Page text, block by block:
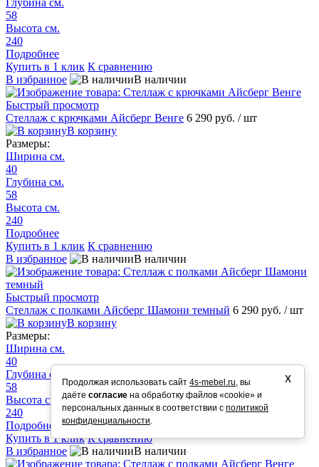
Глубина см.
58
Высота см.
240
Подробнее
Купить в 1 клик К сравнению
В избранное
В наличии
Быстрый просмотр
Стеллаж с крючками Айсберг Венге 6 290 руб. / шт
В корзину
Размеры:
Ширина см.
40
Глубина см.
58
Высота см.
240
Подробнее
Купить в 1 клик К сравнению
В избранное
В наличии
Быстрый просмотр
Стеллаж с полками Айсберг Шамони темный 6 290 руб. / шт
В корзину
Размеры:
Ширина см.
40
Глубина см.
58
Высота см.
240
Подробнее
Купить в 1 клик К сравнению
В избранное
В наличии
Продолжая использовать сайт 4s-mebel.ru, вы
даёте согласие на обработку файлов «cookie» и
персональных данных в соответствии с политикой
конфиденциальности.
х